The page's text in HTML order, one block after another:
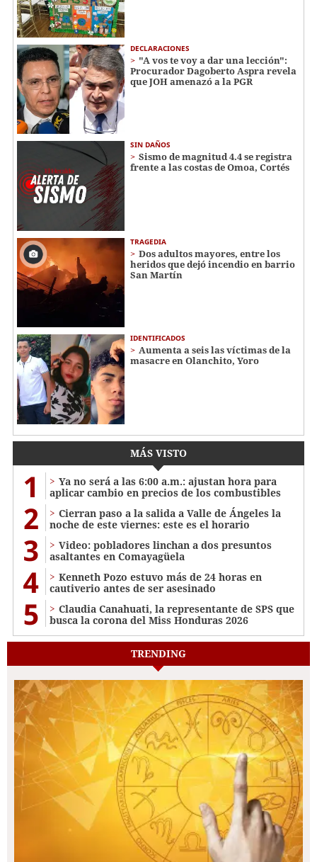
DECLARACIONES
"A vos te voy a dar una lección":
Procurador Dagoberto Aspra revela
que JOH amenazó a la PGR
SIN DAÑOS
Sismo de magnitud 4.4 se registra
frente a las costas de Omoa, Cortés
TRAGEDIA
Dos adultos mayores, entre los
heridos que dejó incendio en barrio
San Martín
IDENTIFICADOS
Aumenta a seis las víctimas de la
masacre en Olanchito, Yoro
MÁS VISTO
1
Ya no será a las 6:00 a.m.: ajustan hora para
aplicar cambio en precios de los combustibles
2
Cierran paso a la salida a Valle de Ángeles la
noche de este viernes: este es el horario
3
Video: pobladores linchan a dos presuntos
asaltantes en Comayagüela
4
Kenneth Pozo estuvo más de 24 horas en
cautiverio antes de ser asesinado
5
Claudia Canahuati, la representante de SPS que
busca la corona del Miss Honduras 2026
TRENDING